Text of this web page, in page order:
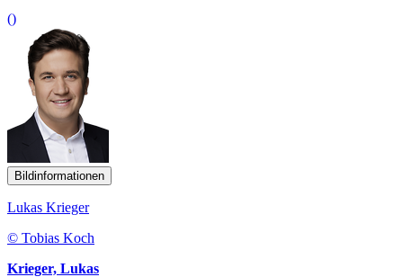
()
Bildinformationen
Lukas Krieger
© Tobias Koch
Krieger, Lukas